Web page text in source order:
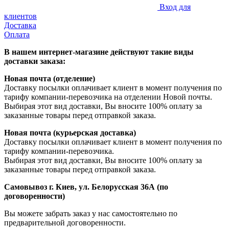
Вход для
клиентов
Доставка
Оплата
В нашем интернет-магазине действуют такие виды
доставки заказа:
Новая почта (отделение)
Доставку посылки оплачивает клиент в момент получения по
тарифу компании-перевозчика на отделении Новой почты.
Выбирая этот вид доставки, Вы вносите 100% оплату за
заказанные товары перед отправкой заказа.
Новая почта (курьерская доставка)
Доставку посылки оплачивает клиент в момент получения по
тарифу компании-перевозчика.
Выбирая этот вид доставки, Вы вносите 100% оплату за
заказанные товары перед отправкой заказа.
Самовывоз г. Киев, ул. Белорусская 36А (по
договоренности)
Вы можете забрать заказ у нас самостоятельно по
предварительной договоренности.